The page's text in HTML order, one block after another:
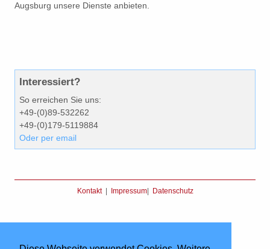
Augsburg unsere Dienste anbieten.
Interessiert?
So erreichen Sie uns:
+49-(0)89-532262
+49-(0)179-5119884
Oder per email
Kontakt| Impressum| Datenschutz